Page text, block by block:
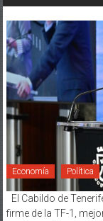
Economía Política
El Cabildo de
firme de la TF-1,